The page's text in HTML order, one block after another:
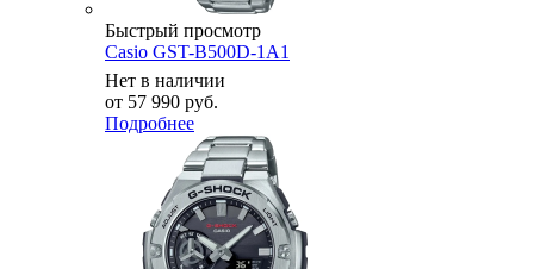
Быстрый просмотр
Casio GST-B500D-1A1
Нет в наличии
от 57 990 руб.
Подробнее